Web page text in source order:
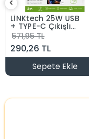
LİNKtech 25W USB
+ TYPE-C Çıkışlı
Süper Turbo Hızlı
Şarj Aleti (Yalnızca
Adaptör Kablo
Hariç Cep Telefon
Şarj Aleti)
571,95 TL
290,26 TL
Sepete Ekle